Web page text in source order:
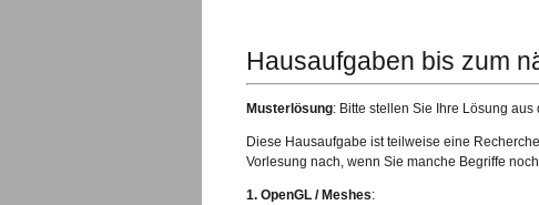
Hausaufgaben bis zum
Musterlösung: Bitte stellen Sie Ihre Lösung aus
Diese Hausaufgabe ist teilweise eine
Vorlesung nach, wenn Sie manche Begriffe
1. OpenGL / Meshes: